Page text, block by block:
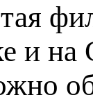
и на